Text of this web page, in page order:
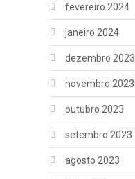
fevereiro 2024
janeiro 2024
dezembro 2023
novembro 2023
outubro 2023
setembro 2023
agosto 2023